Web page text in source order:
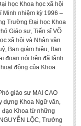
học Khoa học xã hội
Minh nhiệm kỳ 1996 –
Trường Đại học Khoa
Giáo sư, Tiến sĩ VÕ
xã hội và Nhân văn
Ban giám hiệu, Ban
đoạn nói trên đã lãnh
động của Khoa
giáo sư MAI CAO
dựng Khoa Ngữ văn,
đạo Khoa từ những
LỘC, Trưởng